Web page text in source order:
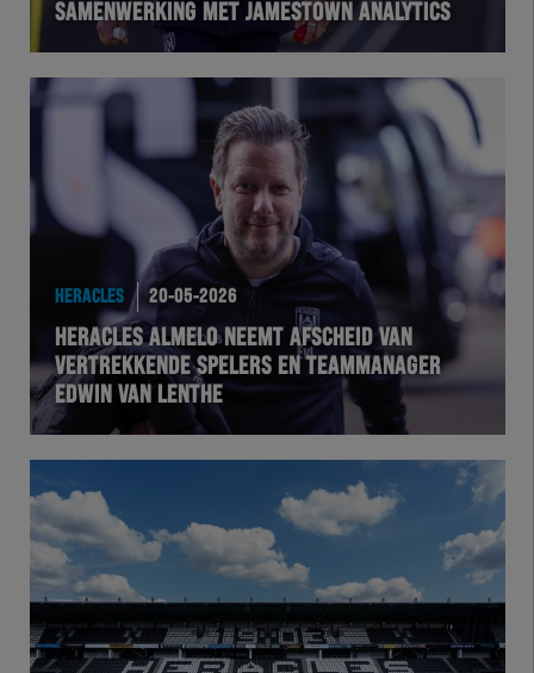
Foundation
Herakids
Team Zwart Wit
Futsal
Academie
SAMENWERKING MET JAMESTOWN ANALYTICS
HERACLES 20-05-2026
HERACLES ALMELO NEEMT AFSCHEID VAN
VERTREKKENDE SPELERS EN TEAMMANAGER
EDWIN VAN LENTHE